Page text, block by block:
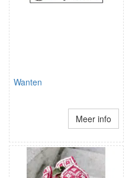
Wanten
Meer info